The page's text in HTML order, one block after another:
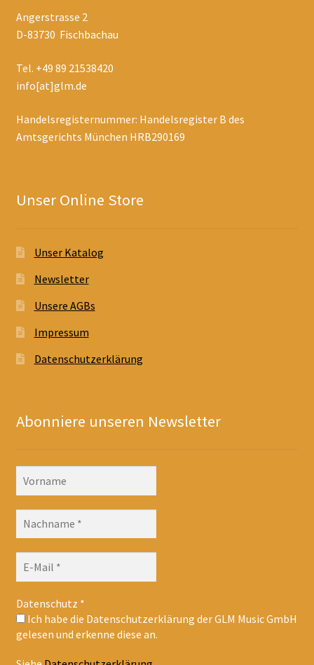
Angerstrasse 2
D-83730 Fischbachau
Tel. +49 89 21538420
info[at]glm.de
Handelsregisternummer: Handelsregister B des
Amtsgerichts München HRB290169
Unser Online Store
Unser Katalog
Newsletter
Unsere AGBs
Impressum
Datenschutzerklärung
Abonniere unseren Newsletter
Datenschutz *
Ich habe die Datenschutzerklärung der GLM Music GmbH
gelesen und erkenne diese an.